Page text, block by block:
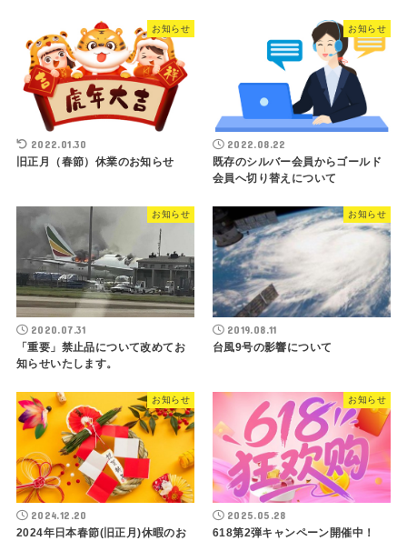
お知らせ
2022.01.30
旧正月（春節）休業のお知らせ
お知らせ
2022.08.22
既存のシルバー会員からゴールド
会員へ切り替えについて
お知らせ
2020.07.31
「重要」禁止品について改めてお
知らせいたします。
お知らせ
2019.08.11
台風9号の影響について
お知らせ
2024.12.20
2024年日本春節(旧正月)休暇のお
お知らせ
2025.05.28
618第2弾キャンペーン開催中！